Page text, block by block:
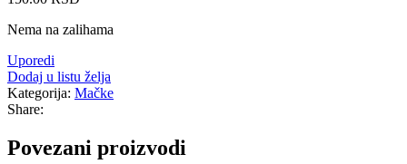
Nema na zalihama
Uporedi
Dodaj u listu želja
Kategorija: Mačke
Share:
Povezani proizvodi